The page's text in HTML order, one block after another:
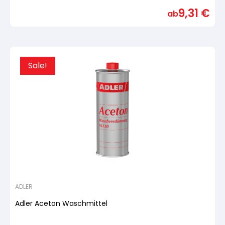
ab9,31 €
Sale!
ADLER
Adler Aceton Waschmittel